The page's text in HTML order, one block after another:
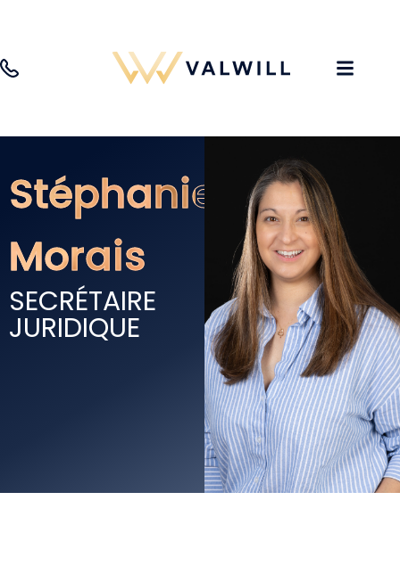
Stéphanie
Morais
SECRÉTAIRE
JURIDIQUE